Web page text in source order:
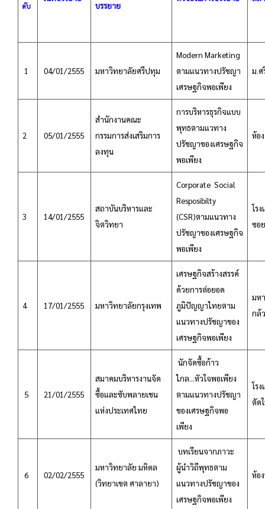
ดับ
บรรยาย
1 04/01/2555 มหาวิทยาลัยศรีปทุม
Modern Marketing
ตามแนวทางปรัชญา
เศรษฐกิจพอเพียง
ม.
2 05/01/2555
สำนักงานคณะ
กรรมการส่งเสริมการ
ลงทุน
การบริหารธุรกิจแบบ
พุทธตามแวทาง
ปรัชญาของเศรษฐกิจ
พอเพียง
ห้อ
3 14/01/2555
สถาบันบริหารและ
จิตวิทยา
Corporate Social
Resposibilty
(CSR)ตามแนวทาง
ปรัชญาของเศรษฐกิจ
พอเพียง
โร
ซอ
4 17/01/2555 มหาวิทยาลัยกรุงเทพ
เศรษฐกิจสร้างสรรค์
ด้วยการต่อยอด
ภูมิปัญญาไทยตาม
แนวทางปรัชญาของ
เศรษฐกิจพอเพียง
มห
กล้
5 21/01/2555
สมาคมบริหารงานจัด
ซื้อและซับพลายเชน
แห่งประเทศไทย
นักจัดซื้อก้าว
ไกล...หัวใจพอเพียง
ตามแนวทางปรัชญา
ของเศรษฐกิจพอ
เพียง
โร
ตัด
6 02/02/2555
มหาวิทยาลัย มหิดล
(วิทยาเขต ศาลายา)
บทเรียนจากภาวะ
ผู้นำวิถีพุทธตาม
แนวทางปรัชญาของ
เศรษฐกิจพอเพียง
ห้อ